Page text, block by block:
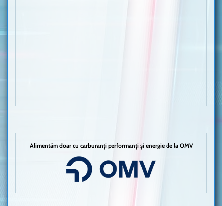
Alimentăm doar cu carburanți performanți și energie de la OMV